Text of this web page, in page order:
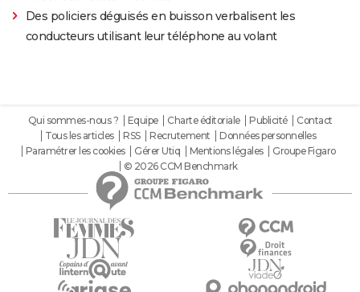
Des policiers déguisés en buisson verbalisent les
conducteurs utilisant leur téléphone au volant
Qui sommes-nous ? Equipe Charte éditoriale Publicité
Contact
Tous les articles
RSS Recrutement
Données personnelles
Paramétrer les cookies
Gérer Utiq Mentions légales
Groupe Figaro
© 2026 CCM Benchmark